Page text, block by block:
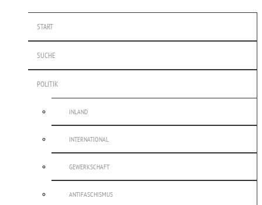
START
SUCHE
POLITIK
INLAND
INTERNATIONAL
GEWERKSCHAFT
ANTIFASCHISMUS